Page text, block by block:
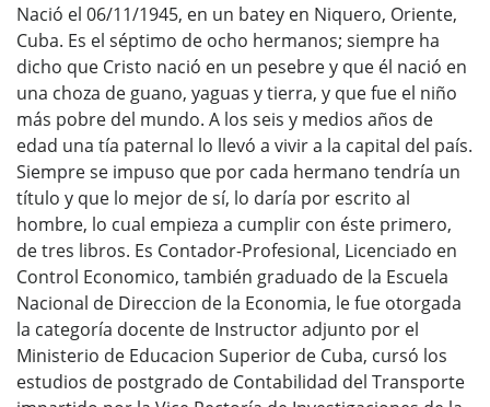
Nació el 06/11/1945, en un batey en Niquero, Oriente,
Cuba. Es el séptimo de ocho hermanos; siempre ha
dicho que Cristo nació en un pesebre y que él nació en
una choza de guano, yaguas y tierra, y que fue el niño
más pobre del mundo. A los seis y medios años de
edad una tía paternal lo llevó a vivir a la capital del país.
Siempre se impuso que por cada hermano tendría un
título y que lo mejor de sí, lo daría por escrito al
hombre, lo cual empieza a cumplir con éste primero,
de tres libros. Es Contador-Profesional, Licenciado en
Control Economico, también graduado de la Escuela
Nacional de Direccion de la Economia, le fue otorgada
la categoría docente de Instructor adjunto por el
Ministerio de Educacion Superior de Cuba, cursó los
estudios de postgrado de Contabilidad del Transporte